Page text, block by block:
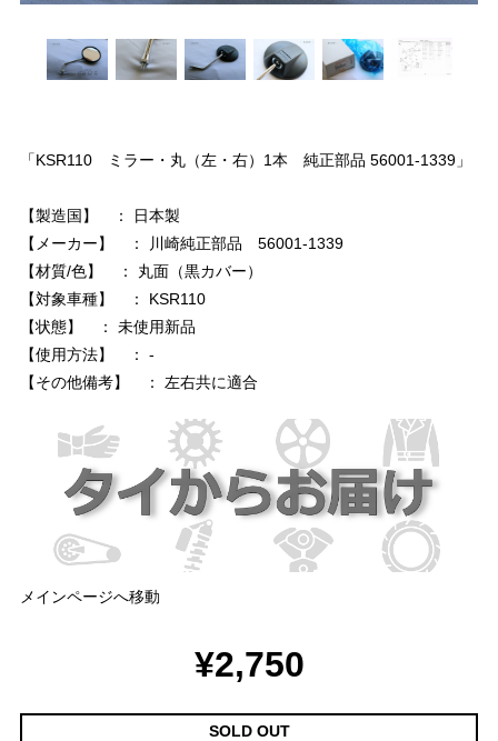
「KSR110 ミラー・丸（左・右）1本 純正部品 56001-1339」
【製造国】 ： 日本製
【メーカー】 ： 川崎純正部品 56001-1339
【材質/色】 ： 丸面（黒カバー）
【対象車種】 ： KSR110
【状態】 ： 未使用新品
【使用方法】 ： -
【その他備考】 ： 左右共に適合
メインページへ移動
¥2,750
SOLD OUT